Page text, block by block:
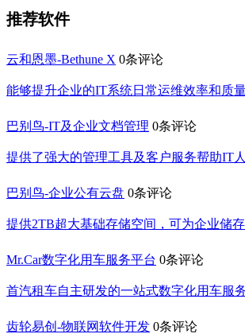
推荐软件
云和恩墨-Bethune X 0条评论
能够提升企业的IT系统日常运维效率和质
巴别鸟-IT及企业文档管理 0条评论
提供了强大的管理工具及客户服务帮助IT
巴别鸟-企业公有云盘 0条评论
提供2TB超大基础存储空间，可为企业储
Mr.Car数字化用车服务平台 0条评论
首汽租车自主研发的一站式数字化用车服
齿轮易创-物联网软件开发 0条评论